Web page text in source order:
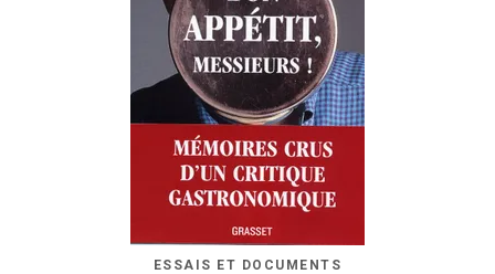
ESSAIS ET DOCUMENTS